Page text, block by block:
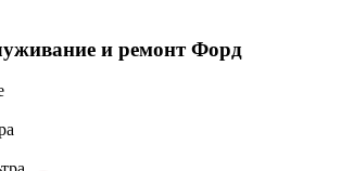
и ремонт Форд